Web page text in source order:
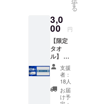
バサ
らのお
礼動画
（約60
秒。
メール
に添付
しま
す。）
※リター
ン送付
のた
す
る
3,0
00 円
【限定
タオ
ル】 ・
DGFC
限定携
帯壁紙
付きお
礼メー
支援
者：
18人
お届
け予